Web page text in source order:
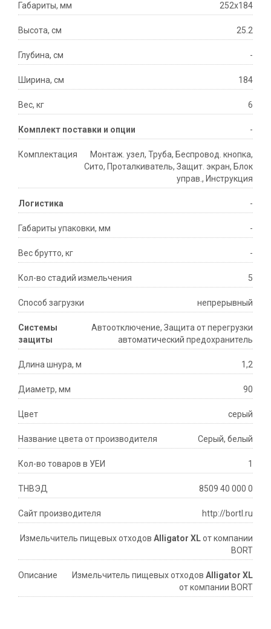
Габариты, мм 252х184
Высота, см 25.2
Глубина, см -
Ширина, см 184
Вес, кг 6
Комплект поставки и опции -
Комплектация
Монтаж. узел, Труба, Беспровод. кнопка,
Сито, Проталкиватель, Защит. экран, Блок
управ., Инструкция
Логистика -
Габариты упаковки, мм -
Вес брутто, кг -
Кол-во стадий измельчения 5
Способ загрузки непрерывный
Системы
защиты
Автоотключение, Защита от перегрузки
автоматический предохранитель
Длина шнура, м 1,2
Диаметр, мм 90
Цвет серый
Название цвета от производителя Серый, белый
Кол-во товаров в УЕИ 1
ТНВЭД 8509 40 000 0
Сайт производителя http://bortl.ru
Измельчитель пищевых отходов Alligator XLот компании
BORT
Описание Измельчитель пищевых отходов Alligator XL
от компании BORT